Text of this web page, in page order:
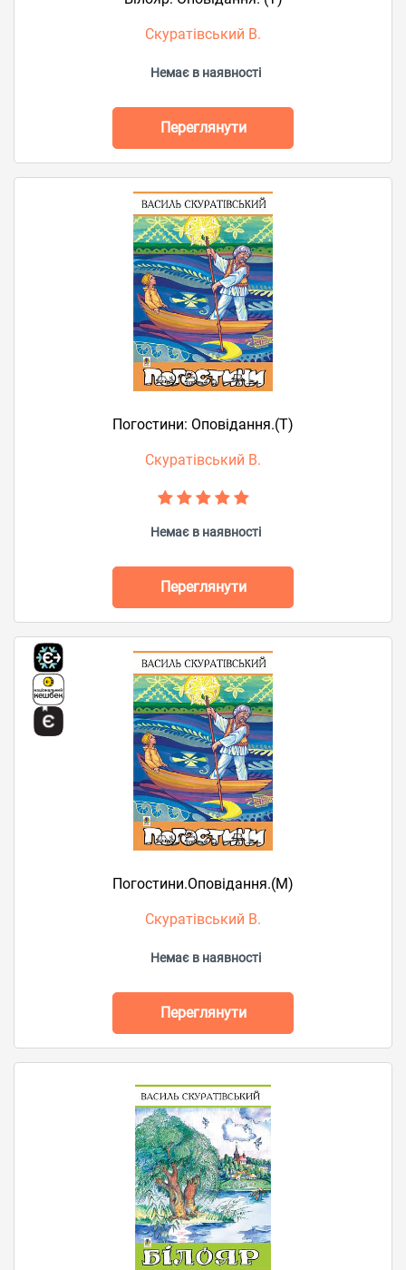
Скуратівський В.
Немає в наявності
Переглянути
Погостини: Оповідання.(Т)
Скуратівський В.
Немає в наявності
Переглянути
Погостини.Оповідання.(М)
Скуратівський В.
Немає в наявності
Переглянути